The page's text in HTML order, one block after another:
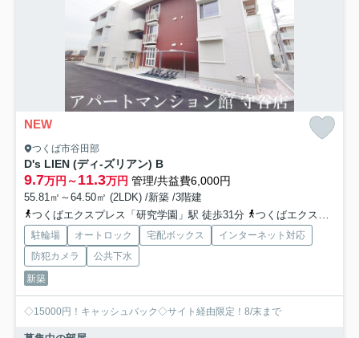
NEW
つくば市谷田部
D's LIEN (ディ-ズリアン) B
9.7万円～11.3万円 管理/共益費6,000円
55.81㎡～64.50㎡ (2LDK) /新築 /3階建
つくばエクスプレス「研究学園」駅 徒歩31分
つくばエクスプレス「万博記念公園」駅 徒歩44分
駐輪場 オートロック 宅配ボックス
インターネット対応
防犯カメラ
公共下水
新築
◇15000円！キャッシュバック◇サイト経由限定！8/末まで